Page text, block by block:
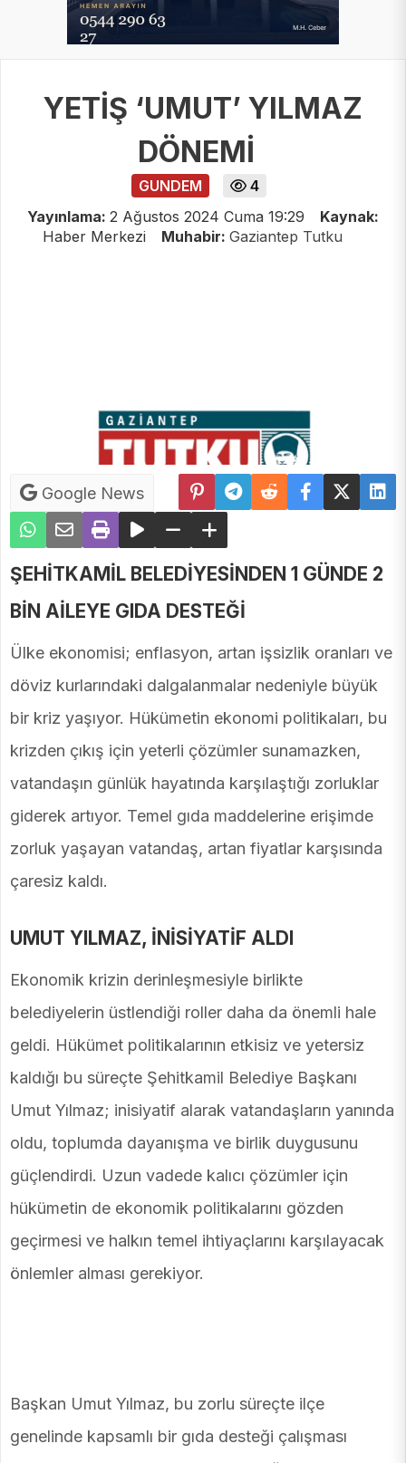
YETİŞ ‘UMUT’ YILMAZ
DÖNEMİ
GUNDEM
4
Yayınlama: 2 Ağustos 2024 Cuma 19:29
Kaynak:
Haber Merkezi
Muhabir: Gaziantep Tutku
Google News
ŞEHİTKAMİL BELEDİYESİNDEN 1 GÜNDE 2
BİN AİLEYE GIDA DESTEĞİ
Ülke ekonomisi; enflasyon, artan işsizlik oranları ve
döviz kurlarındaki dalgalanmalar nedeniyle büyük
bir kriz yaşıyor. Hükümetin ekonomi politikaları, bu
krizden çıkış için yeterli çözümler sunamazken,
vatandaşın günlük hayatında karşılaştığı zorluklar
giderek artıyor. Temel gıda maddelerine erişimde
zorluk yaşayan vatandaş, artan fiyatlar karşısında
çaresiz kaldı.
UMUT YILMAZ, İNİSİYATİF ALDI
Ekonomik krizin derinleşmesiyle birlikte
belediyelerin üstlendiği roller daha da önemli hale
geldi. Hükümet politikalarının etkisiz ve yetersiz
kaldığı bu süreçte Şehitkamil Belediye Başkanı
Umut Yılmaz; inisiyatif alarak vatandaşların yanında
oldu, toplumda dayanışma ve birlik duygusunu
güçlendirdi. Uzun vadede kalıcı çözümler için
hükümetin de ekonomik politikalarını gözden
geçirmesi ve halkın temel ihtiyaçlarını karşılayacak
önlemler alması gerekiyor.
Başkan Umut Yılmaz, bu zorlu süreçte ilçe
genelinde kapsamlı bir gıda desteği çalışması